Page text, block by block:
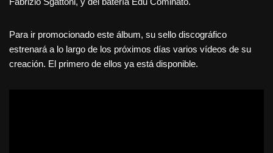
Para ir promocionado este álbum, su sello discográfico
estrenará a lo largo de los próximos días varios vídeos de su
creación. El primero de ellos ya está disponible.